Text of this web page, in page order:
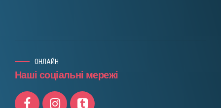
ОНЛАЙН
Наші соціальні мережі